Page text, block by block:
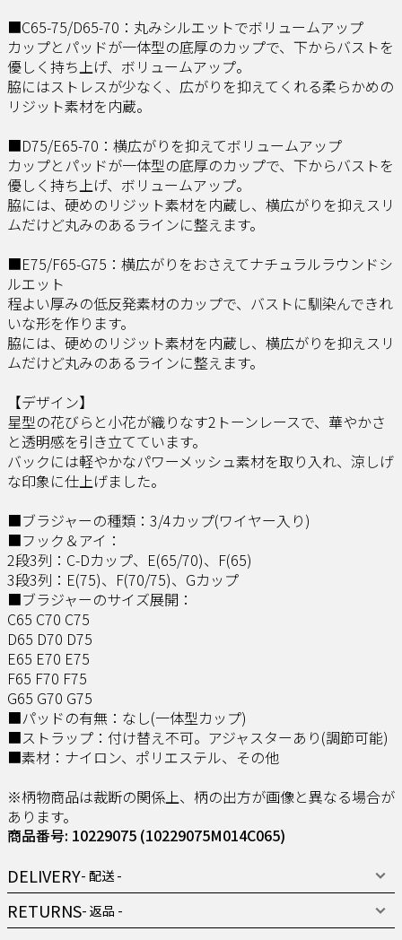
■C65-75/D65-70：丸みシルエットでボリュームアップ
カップとパッドが一体型の底厚のカップで、下からバストを
優しく持ち上げ、ボリュームアップ。
脇にはストレスが少なく、広がりを抑えてくれる柔らかめの
リジット素材を内蔵。
■D75/E65-70：横広がりを抑えてボリュームアップ
カップとパッドが一体型の底厚のカップで、下からバストを
優しく持ち上げ、ボリュームアップ。
脇には、硬めのリジット素材を内蔵し、横広がりを抑えスリ
ムだけど丸みのあるラインに整えます。
■E75/F65-G75：横広がりをおさえてナチュラルラウンドシ
ルエット
程よい厚みの低反発素材のカップで、バストに馴染んできれ
いな形を作ります。
脇には、硬めのリジット素材を内蔵し、横広がりを抑えスリ
ムだけど丸みのあるラインに整えます。
【デザイン】
星型の花びらと小花が織りなす2トーンレースで、華やかさ
と透明感を引き立てています。
バックには軽やかなパワーメッシュ素材を取り入れ、涼しげ
な印象に仕上げました。
■ブラジャーの種類：3/4カップ(ワイヤー入り)
■フック＆アイ：
2段3列：C-Dカップ、E(65/70)、F(65)
3段3列：E(75)、F(70/75)、Gカップ
■ブラジャーのサイズ展開：
C65 C70 C75
D65 D70 D75
E65 E70 E75
F65 F70 F75
G65 G70 G75
■パッドの有無：なし(一体型カップ)
■ストラップ：付け替え不可。アジャスターあり(調節可能)
■素材：ナイロン、ポリエステル、その他
※柄物商品は裁断の関係上、柄の出方が画像と異なる場合が
あります。
商品番号: 10229075 (10229075M014C065)
DELIVERY- 配送 -
RETURNS- 返品 -